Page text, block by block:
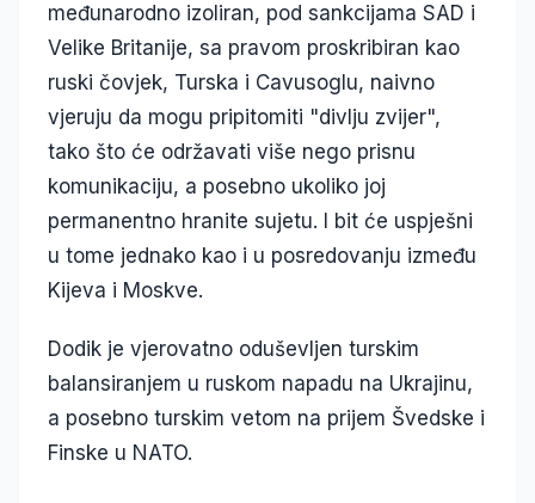
međunarodno izoliran, pod sankcijama SAD i
Velike Britanije, sa pravom proskribiran kao
ruski čovjek, Turska i Cavusoglu, naivno
vjeruju da mogu pripitomiti "divlju zvijer",
tako što će održavati više nego prisnu
komunikaciju, a posebno ukoliko joj
permanentno hranite sujetu. I bit će uspješni
u tome jednako kao i u posredovanju između
Kijeva i Moskve.
Dodik je vjerovatno oduševljen turskim
balansiranjem u ruskom napadu na Ukrajinu,
a posebno turskim vetom na prijem Švedske i
Finske u NATO.